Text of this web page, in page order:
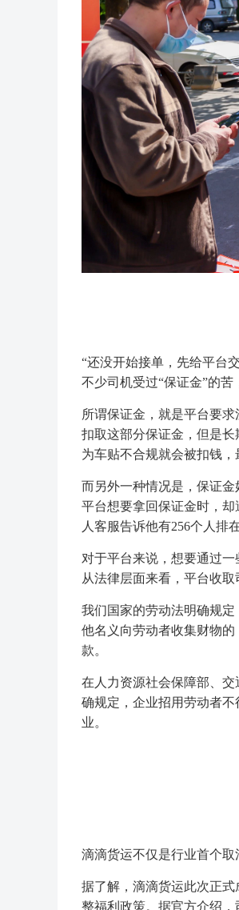
“还没开始接单，先给平台
不少司机受过“保证金”的
所谓保证金，就是平台要
扣取这部分保证金，但是
为车贴不合规就会被扣钱，
而另外一种情况是，保证
平台想要拿回保证金时，
人客服告诉他有256个人排
对于平台来说，想要通过
从法律层面来看，平台收
我们国家的劳动法明确规
他名义向劳动者收集财物
款。
在人力资源社会保障部、
确规定，企业招用劳动者
业。
滴滴货运不仅是行业首个取
据了解，滴滴货运此次正
整福利政策。据官方介绍